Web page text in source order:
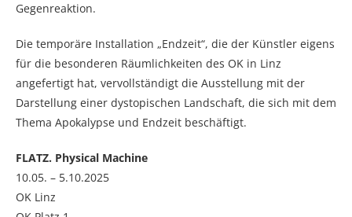
Gegenreaktion.
Die temporäre Installation „Endzeit“, die der Künstler eigens
für die besonderen Räumlichkeiten des OK in Linz
angefertigt hat, vervollständigt die Ausstellung mit der
Darstellung einer dystopischen Landschaft, die sich mit dem
Thema Apokalypse und Endzeit beschäftigt.
FLATZ. Physical Machine
10.05. – 5.10.2025
OK Linz